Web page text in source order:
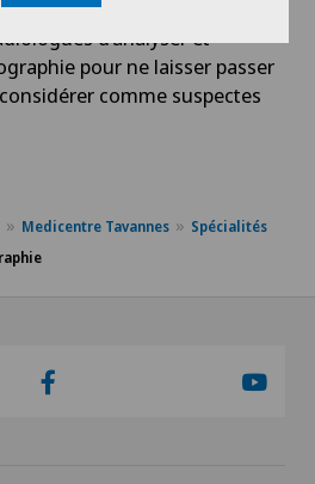
d’analyser et
pour ne laisser passer
comme suspectes
Medicentre Tavannes
Spécialités